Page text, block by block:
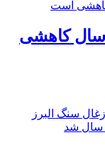
سال کاهشی